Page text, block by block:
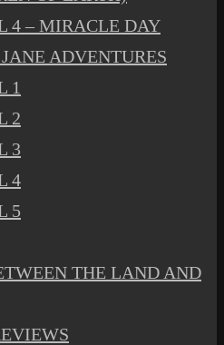
4 – MIRACLE DAY
ADVENTURES
1
2
3
4
5
THE LAND AND